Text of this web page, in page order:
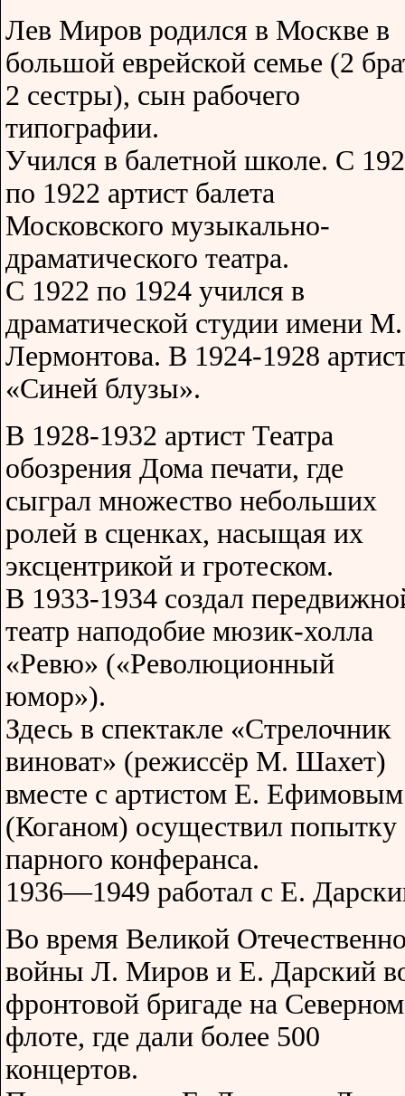
Лев Миров родился в Москве в
большой еврейской семье (2
2 сестры), сын рабочего
типографии.
Учился в балетной школе. С
по 1922 артист балета
Московского музыкально-
драматического театра.
С 1922 по 1924 учился в
драматической студии имени М.
Лермонтова. В 1924-1928
«Синей блузы».
В 1928-1932 артист Театра
обозрения Дома печати, где
сыграл множество небольших
ролей в сценках, насыщая их
эксцентрикой и гротеском.
В 1933-1934 создал
театр наподобие мюзик-холла
«Ревю» («Революционный
юмор»).
Здесь в спектакле «Стрелочник
виноват» (режиссёр М. Шахет)
вместе с артистом Е. Ефимовым
(Коганом) осуществил попытку
парного конферанса.
1936—1949 работал с Е.
Во время Великой
войны Л. Миров и Е. Дарский
фронтовой бригаде на Северном
флоте, где дали более 500
концертов.